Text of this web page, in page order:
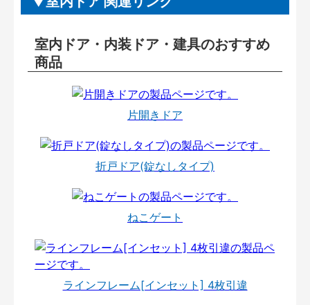
室内ドア・内装ドア・建具のおすすめ
商品
片開きドア
折戸ドア(錠なしタイプ)
ねこゲート
ラインフレーム[インセット] 4枚引違